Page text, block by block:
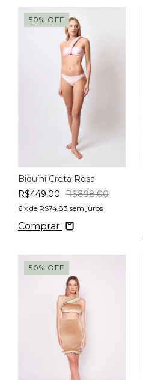
50% OFF
Biquíni Creta Rosa
R$449,00 R$898,00
6 x de R$74,83 sem juros
Comprar
50% OFF